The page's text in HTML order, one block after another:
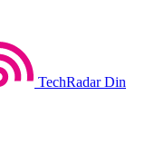
TechRadar Din